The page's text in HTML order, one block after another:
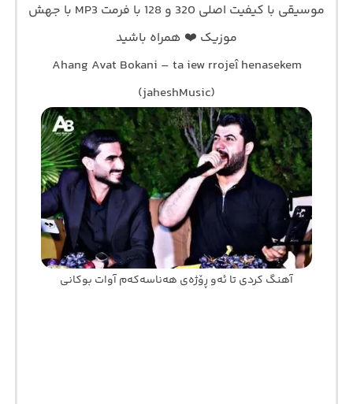
موسیقی با کیفیت اصلی 320 و 128 با فرمت MP3 با جهش
موزیک ❤️ همراه باشید
Ahang Avat Bokani – ta iew rrojeî henasekem
(jaheshMusic)
آهنگ کردی تا ئەو ڕۆژەی هەناسەکەم آوات بوکانی